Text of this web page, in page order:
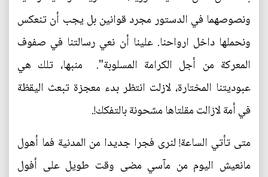
ونصوصهما في الدستور مجرد قوانين بل يجب أن تنعكس
ونحملها داخل ارواحنا. علينا أن نعي رسالتنا في صفوف
المعركة من أجل الكرامة المسلوبة". منبها، تلك هي
عبوديتنا المختارة، لازلت انتظر بدء معجزة تبعث اليقظة
في أمة لازالت مقلتاها مشحونة بالتفكك!.
متى تأتي الساعة! لنرى فجرا جديدا من المدنية فما أهول
مانعيش اليوم من مآسي مضى وقت طويل على أفول